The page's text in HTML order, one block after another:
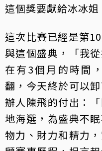
這個獎要獻給冰冰姐
這次比賽已經是第
與這個盛典，「我
在有3個月的時間
翻，今天終於可以
辦人陳飛的付出：
地海選，為盛典不
物力、財力和精力